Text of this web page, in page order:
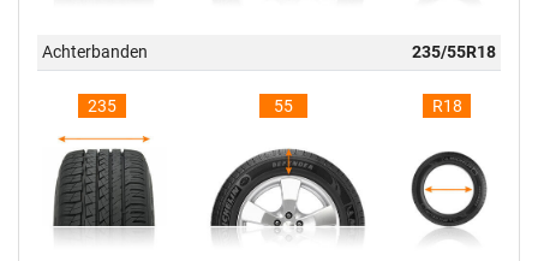
Achterbanden 235/55R18
235 55 R18